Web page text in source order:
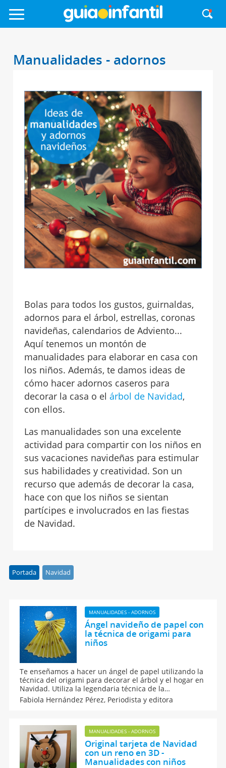
Manualidades - adornos
Bolas para todos los gustos, guirnaldas,
adornos para el árbol, estrellas, coronas
navideñas, calendarios de Adviento...
Aquí tenemos un montón de
manualidades para elaborar en casa con
los niños. Además, te damos ideas de
cómo hacer adornos caseros para
decorar la casa o elárbol de Navidad,
con ellos.
Las manualidades son una excelente
actividad para compartir con los niños en
sus vacaciones navideñas para estimular
sus habilidades y creatividad. Son un
recurso que además de decorar la casa,
hace con que los niños se sientan
partícipes e involucrados en las fiestas
de Navidad.
Portada Navidad
MANUALIDADES - ADORNOS
Ángel navideño de papel con
la técnica de origami para
niños
Te enseñamos a hacer un ángel de papel utilizando la
técnica del origami para decorar el árbol y el hogar en
Navidad. Utiliza la legendaria técnica de la
papiroflexia para hacer este bonito ángel plegado. Si
quieres aprender a hacerlo, sigue el paso a paso de
Fabiola Hernández Pérez, Periodista y editora
MANUALIDADES - ADORNOS
Original tarjeta de Navidad
con un reno en 3D -
Manualidades con niños